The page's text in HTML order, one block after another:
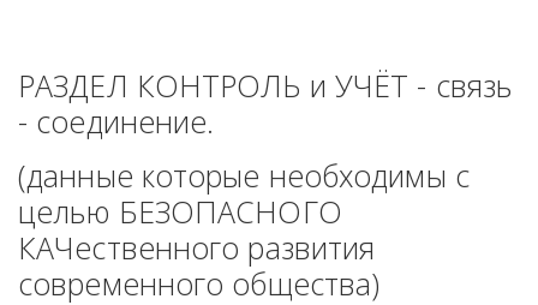
РАЗДЕЛ КОНТРОЛЬ и УЧЁТ - связь
- соединение.
(данные которые необходимы с
целью БЕЗОПАСНОГО
КАЧественного развития
современного общества)